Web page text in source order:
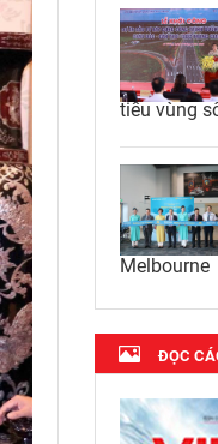
tiểu vùng
Melbourne
ĐỌC